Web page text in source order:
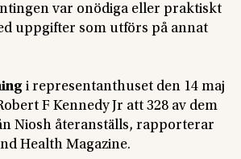
var onödiga eller praktiskt
uppgifter som utförs på annat
i representanthuset den 14 maj
F Kennedy Jr att 328 av dem
Niosh återanställs, rapporterar
Health Magazine.